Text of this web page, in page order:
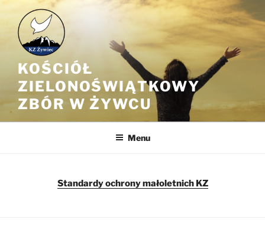
Przejdź
do
treści
KOŚCIÓŁ
ZIELONOŚWIĄTKOWY
ZBÓR W ŻYWCU
Menu
Standardy ochrony małoletnich KZ